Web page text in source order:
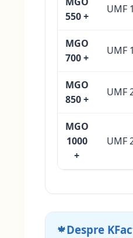
550 +
UMF
MGO
700 +
UMF
MGO
850 +
UMF
MGO
1000
+
UMF
🍁Despre